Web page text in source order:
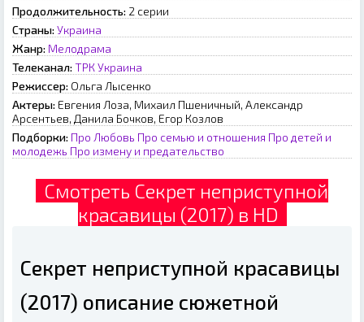
Продолжительность: 2 серии
Страны: Украина
Жанр: Мелодрама
Телеканал: ТРК Украина
Режиссер: Ольга Лысенко
Актеры: Евгения Лоза, Михаил Пшеничный, Александр
Арсентьев, Данила Бочков, Егор Козлов
Подборки: Про Любовь Про семью и отношения Про детей и
молодежь Про измену и предательство
Смотреть Секрет неприступной
красавицы (2017) в HD
Секрет неприступной красавицы
(2017) описание сюжетной